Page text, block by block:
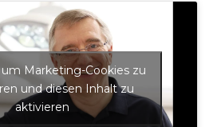
um Marketing-Cookies zu
und diesen Inhalt zu
aktivieren